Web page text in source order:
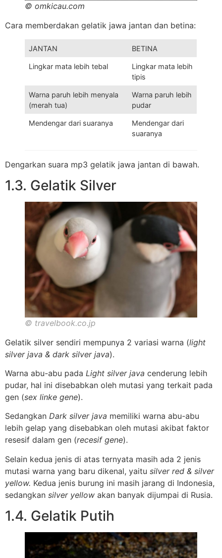
© omkicau.com
Cara memberdakan gelatik jawa jantan dan betina:
JANTAN BETINA
Lingkar mata lebih tebal
Lingkar mata lebih
tipis
Warna paruh lebih menyala
(merah tua)
Warna paruh lebih
pudar
Mendengar dari suaranya
Mendengar dari
suaranya
Dengarkan suara mp3 gelatik jawa jantan di bawah.
1.3. Gelatik Silver
© travelbook.co.jp
Gelatik silver sendiri mempunya 2 variasi warna (light
silver java & dark silver java).
Warna abu-abu pada Light silver java cenderung lebih
pudar, hal ini disebabkan oleh mutasi yang terkait pada
gen (sex linke gene).
Sedangkan Dark silver java memiliki warna abu-abu
lebih gelap yang disebabkan oleh mutasi akibat faktor
resesif dalam gen (recesif gene).
Selain kedua jenis di atas ternyata masih ada 2 jenis
mutasi warna yang baru dikenal, yaitu silver red & silver
yellow. Kedua jenis burung ini masih jarang di Indonesia,
sedangkan silver yellow akan banyak dijumpai di Rusia.
1.4. Gelatik Putih